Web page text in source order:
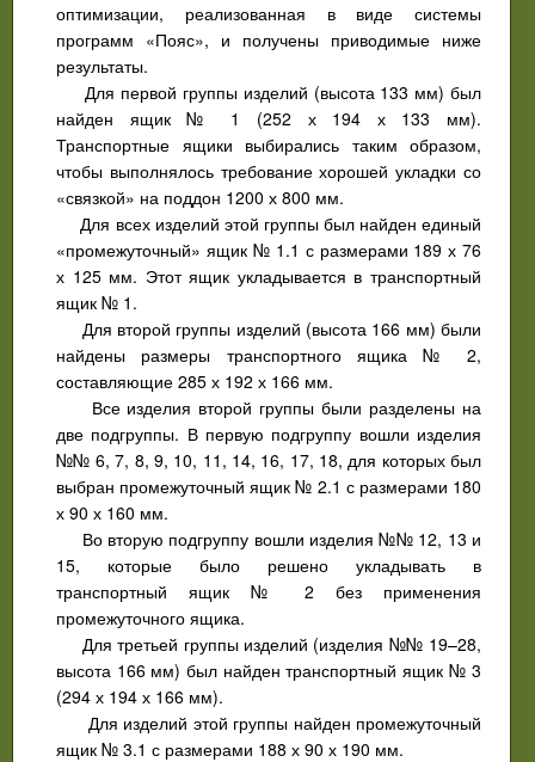
оптимизации, реализованная в виде системы
программ «Пояс», и получены приводимые ниже
результаты.
Для первой группы изделий (высота 133 мм) был
найден ящик № 1 (252 х 194 х 133 мм).
Транспортные ящики выбирались таким образом,
чтобы выполнялось требование хорошей укладки со
«связкой» на поддон 1200 х 800 мм.
Для всех изделий этой группы был найден единый
«промежуточный» ящик № 1.1 с размерами 189 х 76
х 125 мм. Этот ящик укладывается в транспортный
ящик № 1.
Для второй группы изделий (высота 166 мм) были
найдены размеры транспортного ящика № 2,
составляющие 285 х 192 х 166 мм.
Все изделия второй группы были разделены на
две подгруппы. В первую подгруппу вошли изделия
№№ 6, 7, 8, 9, 10, 11, 14, 16, 17, 18, для которых был
выбран промежуточный ящик № 2.1 с размерами 180
х 90 х 160 мм.
Во вторую подгруппу вошли изделия №№ 12, 13 и
15, которые было решено укладывать в
транспортный ящик № 2 без применения
промежуточного ящика.
Для третьей группы изделий (изделия №№ 19–28,
высота 166 мм) был найден транспортный ящик № 3
(294 х 194 х 166 мм).
Для изделий этой группы найден промежуточный
ящик № 3.1 с размерами 188 х 90 х 190 мм.